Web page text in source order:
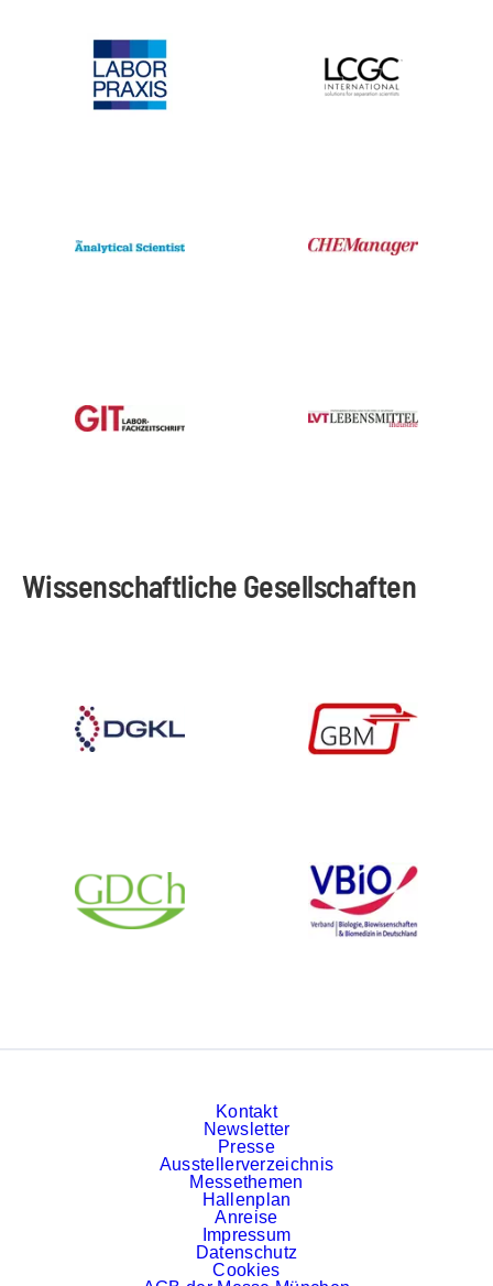
Wissenschaftliche Gesellschaften
Kontakt
Newsletter
Presse
Ausstellerverzeichnis
Messethemen
Hallenplan
Anreise
Impressum
Datenschutz
Cookies